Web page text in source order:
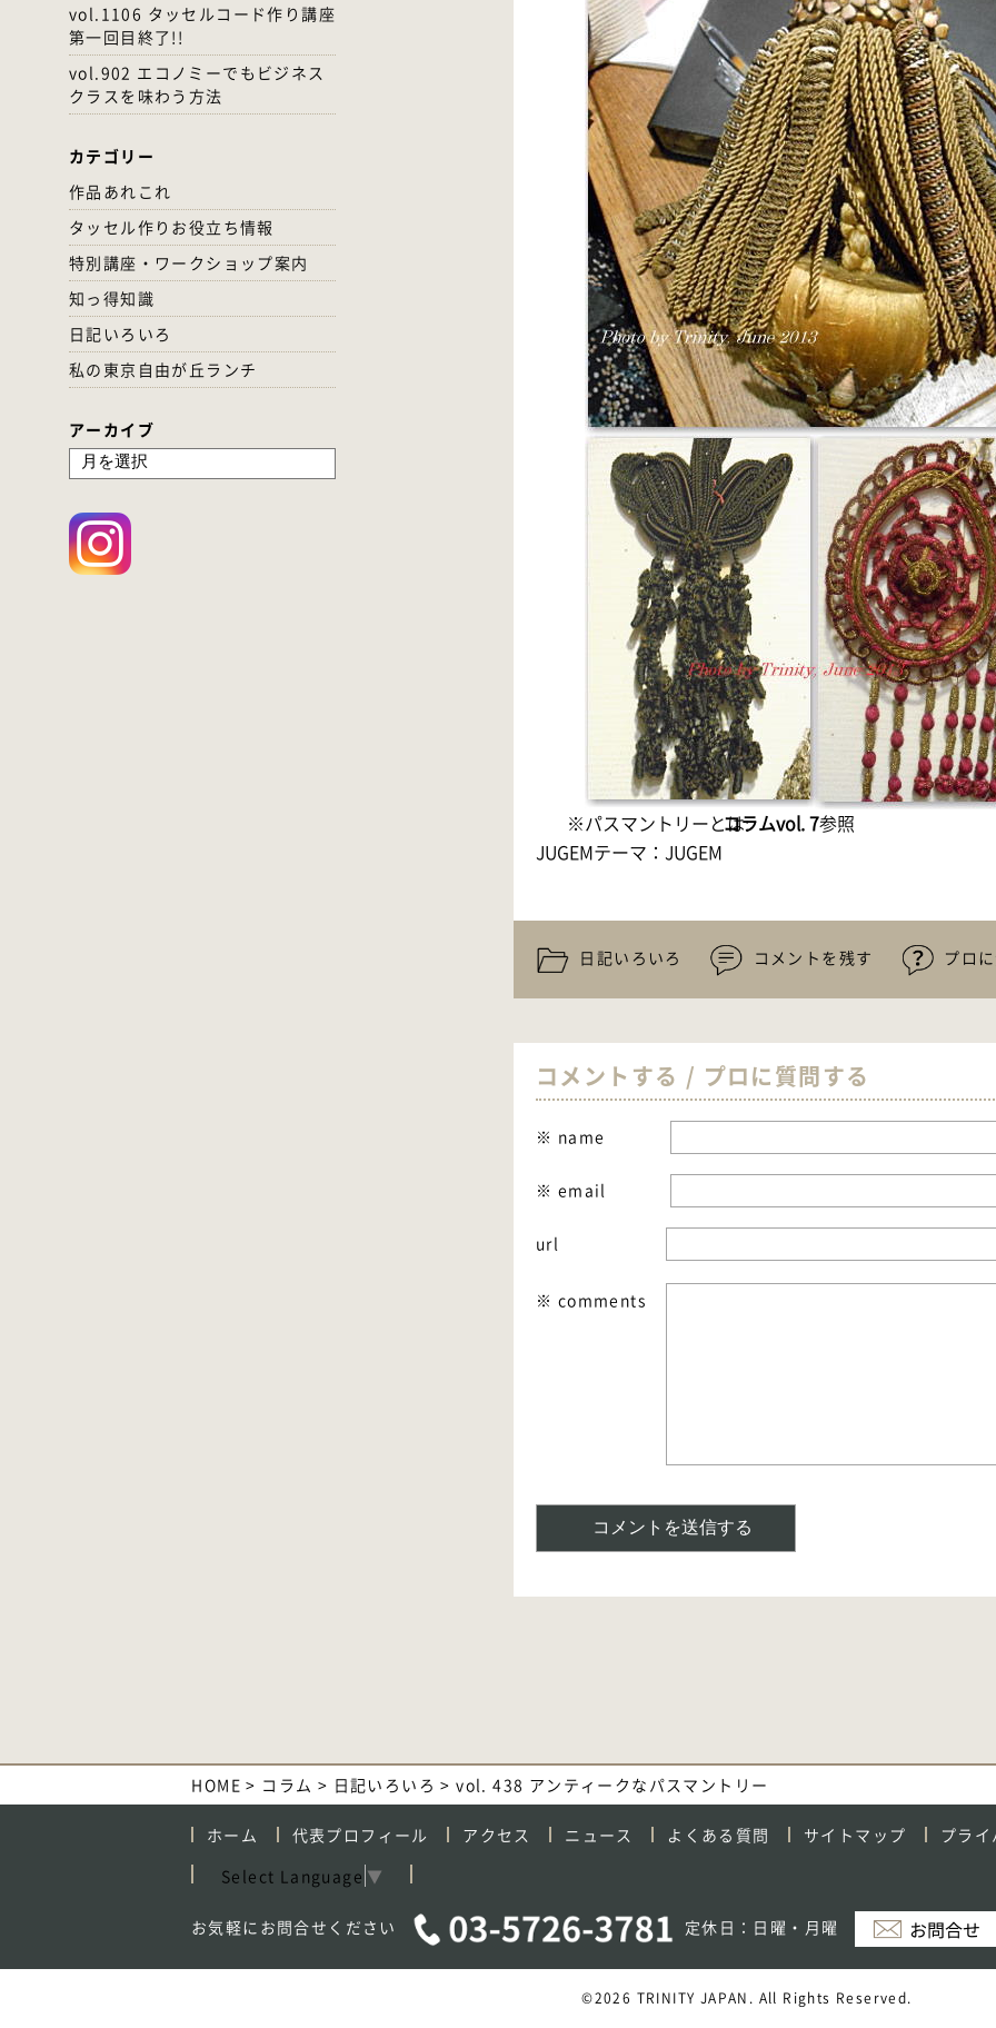
vol.1106 タッセルコード作り講座
第一回目終了!!
vol.902 エコノミーでもビジネス
クラスを味わう方法
カテゴリー
作品あれこれ
タッセル作りお役立ち情報
特別講座・ワークショップ案内
知っ得知識
日記いろいろ
私の東京自由が丘ランチ
アーカイブ
※パスマントリーとは:コラムvol. 7参照
JUGEMテーマ： JUGEM
日記いろいろ コメントを残す プロ
コメントする / プロに質問する
※ name
※ email
url
※ comments
HOME > コラム > 日記いろいろ >vol. 438 アンティークなパスマントリー
ホーム 代表プロフィール アクセス ニュース よくある質問 サイトマップ
プラ
Select Language ▼
お気軽にお問合せください 定休日：日曜・月曜
©2026 TRINITY JAPAN. All Rights Reserved.